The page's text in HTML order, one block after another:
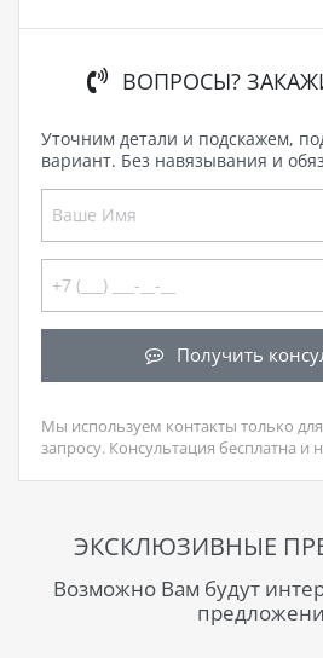
ВОПРОСЫ?
Уточним детали и подскажем,
вариант. Без навязывания и
Получить
Мы используем контакты только
запросу. Консультация бесплатна и
ЭКСКЛЮЗИВНЫЕ
Возможно Вам будут